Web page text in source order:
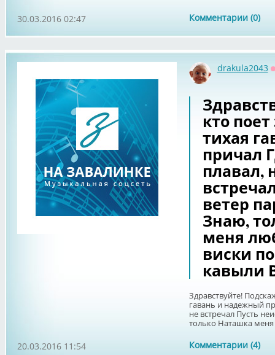
Комментарии (0)
30.03.2016 02:47
drakula2043
кто
тихая
причал
плавал,
ветер
Знаю,
меня
виски
кавыли
Здравствуйте!
гавань и надежный
не встречал Пусть
только Наташка
Комментарии (4)
20.03.2016 11:54